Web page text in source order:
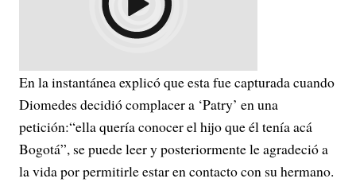
En la instantánea explicó que esta fue capturada cuando
Diomedes decidió complacer a ‘Patry’ en una
petición:“ella quería conocer el hijo que él tenía acá
Bogotá”, se puede leer y posteriormente le agradeció a
la vida por permitirle estar en contacto con su hermano.